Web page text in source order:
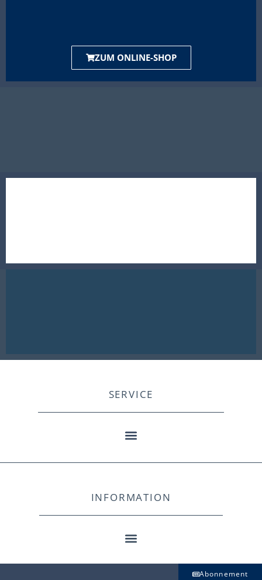
ZUM ONLINE-SHOP
SERVICE
INFORMATION
Abonnement